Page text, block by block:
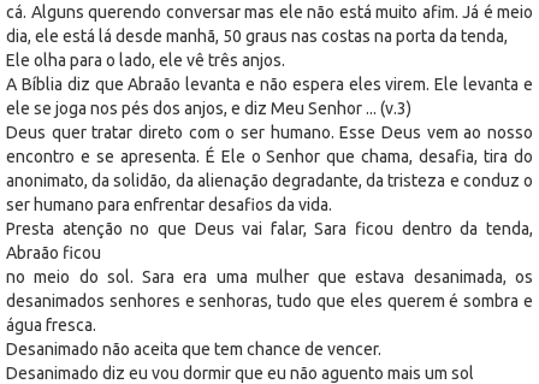
cá. Alguns querendo conversar mas ele não está muito afim. Já é meio
dia, ele está lá desde manhã, 50 graus nas costas na porta da tenda,
Ele olha para o lado, ele vê três anjos.
A Bíblia diz que Abraão levanta e não espera eles virem. Ele levanta e
ele se joga nos pés dos anjos, e diz Meu Senhor ... (v.3)
Deus quer tratar direto com o ser humano. Esse Deus vem ao nosso
encontro e se apresenta. É Ele o Senhor que chama, desafia, tira do
anonimato, da solidão, da alienação degradante, da tristeza e conduz o
ser humano para enfrentar desafios da vida.
Presta atenção no que Deus vai falar, Sara ficou dentro da tenda,
Abraão ficou
no meio do sol. Sara era uma mulher que estava desanimada, os
desanimados senhores e senhoras, tudo que eles querem é sombra e
água fresca.
Desanimado não aceita que tem chance de vencer.
Desanimado diz eu vou dormir que eu não aguento mais um sol